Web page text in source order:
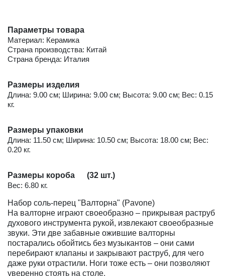
Параметры товара
Материал: Керамика
Страна производства: Китай
Страна бренда: Италия
Размеры изделия
Длина: 9.00 см; Ширина: 9.00 см; Высота: 9.00 см; Вес: 0.15
кг.
Размеры упаковки
Длина: 11.50 см; Ширина: 10.50 см; Высота: 18.00 см; Вес:
0.20 кг.
Размеры короба (32 шт.)
Вес: 6.80 кг.
Набор соль-перец "Валторна" (Pavone)
На валторне играют своеобразно – прикрывая раструб
духового инструмента рукой, извлекают своеобразные
звуки. Эти две забавные ожившие валторны
постарались обойтись без музыкантов – они сами
перебирают клапаны и закрывают раструб, для чего
даже руки отрастили. Ноги тоже есть – они позволяют
уверенно стоять на столе.